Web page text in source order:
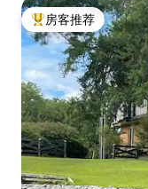
热门「房客推荐」
房客推荐